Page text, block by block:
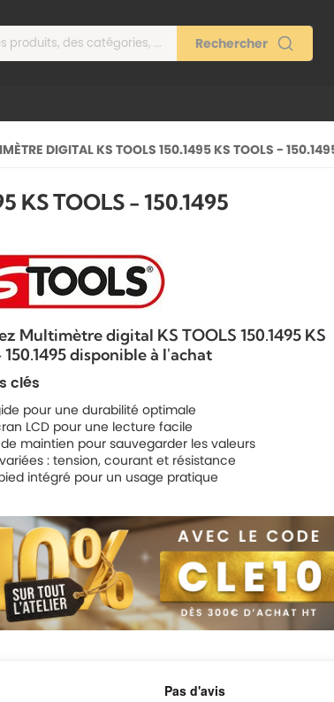
DIGITAL KS TOOLS 150.1495 KS TOOLS -
KS TOOLS - 150.1495
Multimètre digital KS TOOLS 150.1495 KS
disponible à l'achat
clés
pour une durabilité optimale
LCD pour une lecture facile
maintien pour sauvegarder les valeurs
: tension, courant et résistance
intégré pour un usage pratique